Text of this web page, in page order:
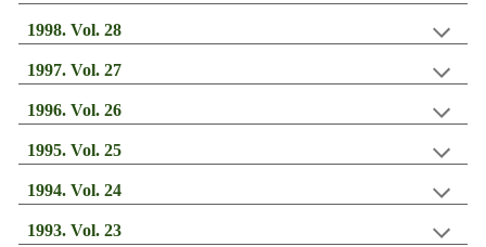
1998. Vol. 28
1997. Vol. 27
1996. Vol. 26
1995. Vol. 25
1994. Vol. 24
1993. Vol. 23